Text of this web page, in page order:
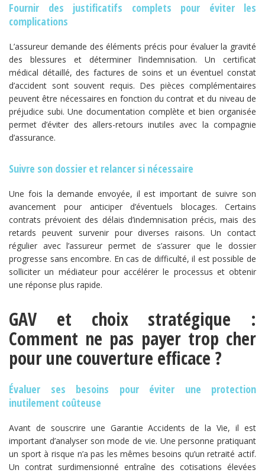
Fournir des justificatifs complets pour éviter les
complications
L’assureur demande des éléments précis pour évaluer la gravité
des blessures et déterminer l’indemnisation. Un certificat
médical détaillé, des factures de soins et un éventuel constat
d’accident sont souvent requis. Des pièces complémentaires
peuvent être nécessaires en fonction du contrat et du niveau de
préjudice subi. Une documentation complète et bien organisée
permet d’éviter des allers-retours inutiles avec la compagnie
d’assurance.
Suivre son dossier et relancer si nécessaire
Une fois la demande envoyée, il est important de suivre son
avancement pour anticiper d’éventuels blocages. Certains
contrats prévoient des délais d’indemnisation précis, mais des
retards peuvent survenir pour diverses raisons. Un contact
régulier avec l’assureur permet de s’assurer que le dossier
progresse sans encombre. En cas de difficulté, il est possible de
solliciter un médiateur pour accélérer le processus et obtenir
une réponse plus rapide.
GAV et choix stratégique :
Comment ne pas payer trop cher
pour une couverture efficace ?
Évaluer ses besoins pour éviter une protection
inutilement coûteuse
Avant de souscrire une Garantie Accidents de la Vie, il est
important d’analyser son mode de vie. Une personne pratiquant
un sport à risque n’a pas les mêmes besoins qu’un retraité actif.
Un contrat surdimensionné entraîne des cotisations élevées